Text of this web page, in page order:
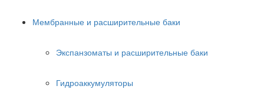
Мембранные и расширительные баки
Экспанзоматы и расширительные баки
Гидроаккумуляторы